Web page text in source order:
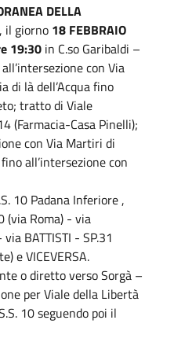
DELLA
, il giorno 18 FEBBRAIO
19:30 in C.so Garibaldi –
con Via
di là dell’Acqua fino
tratto di Viale
(Farmacia-Casa Pinelli);
con Via Martiri di
all’intersezione con
10 Padana Inferiore ,
(via Roma) - via
BATTISTI - SP.31
e VICEVERSA.
o diretto verso Sorgà –
per Viale della Libertà
10 seguendo poi il